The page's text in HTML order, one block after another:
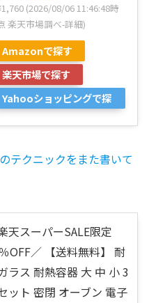
(2026/08/06 11:46:48時
楽天市場調べ-詳細)
Amazonで探す
楽天市場で探す
Yahooショッピングで探
テクニックをまた書いて
天スーパーSALE限定
OFF／ 【送料無料】 耐
ラス 耐熱容器 大 中 小 3
ット 密閉 オーブン 電子